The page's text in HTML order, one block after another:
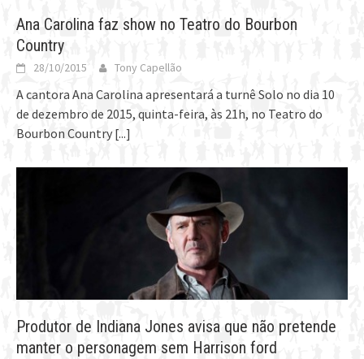
Ana Carolina faz show no Teatro do Bourbon
Country
28/10/2015 Tony Capellão
A cantora Ana Carolina apresentará a turnê Solo no dia 10
de dezembro de 2015, quinta-feira, às 21h, no Teatro do
Bourbon Country[...]
Produtor de Indiana Jones avisa que não pretende
manter o personagem sem Harrison ford